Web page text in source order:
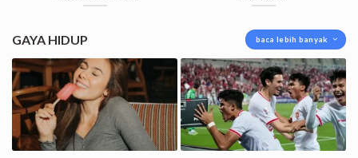
GAYA HIDUP baca lebih banyak